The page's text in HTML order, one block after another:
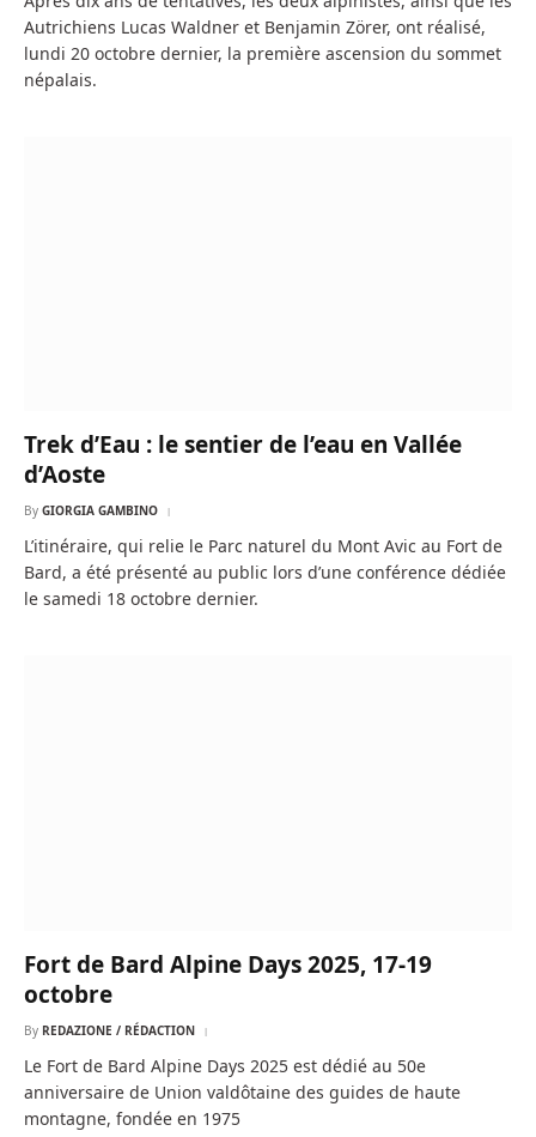
Autrichiens Lucas Waldner et Benjamin Zörer, ont réalisé,
lundi 20 octobre dernier, la première ascension du sommet
népalais.
Trek d’Eau : le sentier de l’eau en Vallée
d’Aoste
By GIORGIA GAMBINO
L’itinéraire, qui relie le Parc naturel du Mont Avic au Fort de
Bard, a été présenté au public lors d’une conférence dédiée
le samedi 18 octobre dernier.
Fort de Bard Alpine Days 2025, 17-19
octobre
By REDAZIONE / RÉDACTION
Le Fort de Bard Alpine Days 2025 est dédié au 50e
anniversaire de Union valdôtaine des guides de haute
montagne, fondée en 1975